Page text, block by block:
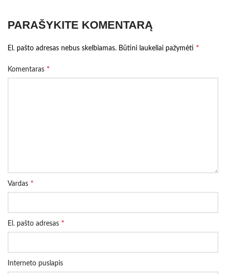
PARAŠYKITE KOMENTARĄ
El. pašto adresas nebus skelbiamas. Būtini laukeliai pažymėti *
Komentaras *
Vardas *
El. pašto adresas *
Interneto puslapis